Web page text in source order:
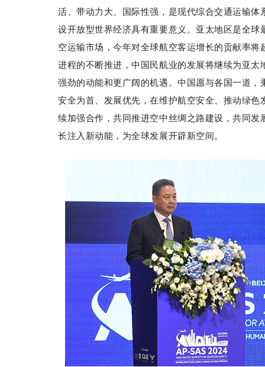
活、带动力大、国际性强，是现代综合交通运输体
设开放型世界经济具有重要意义。亚太地区是全球
空运输市场，今年对全球航空客运增长的贡献率将
进程的不断推进，中国民航业的发展将继续为亚太
强劲的动能和更广阔的机遇。中国愿与各国一道，
安全为首、发展优先，在维护航空安全、推动绿色
续加强合作，共同推进空中丝绸之路建设，共同发
长注入新动能，为全球发展开辟新空间。